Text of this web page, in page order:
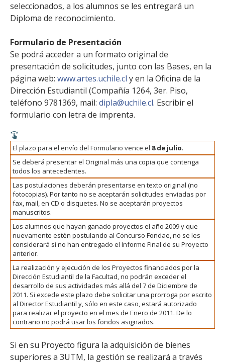
seleccionados, a los alumnos se les entregará un
Diploma de reconocimiento.
Formulario de Presentación
Se podrá acceder a un formato original de
presentación de solicitudes, junto con las Bases, en la
página web: www.artes.uchile.cl y en la Oficina de la
Dirección Estudiantil (Compañía 1264, 3er. Piso,
teléfono 9781369, mail: dipla@uchile.cl. Escribir el
formulario con letra de imprenta.
El plazo para el envío del Formulario vence el 8 de julio.
Se deberá presentar el Original más una copia que contenga
todos los antecedentes.
Las postulaciones deberán presentarse en texto original (no
fotocopias). Por tanto no se aceptarán solicitudes enviadas por
fax, mail, en CD o disquetes. No se aceptarán proyectos
manuscritos.
Los alumnos que hayan ganado proyectos el año 2009 y que
nuevamente estén postulando al Concurso Fondae, no se les
considerará si no han entregado el Informe Final de su Proyecto
anterior.
La realización y ejecución de los Proyectos financiados por la
Dirección Estudiantil de la Facultad, no podrán exceder el
desarrollo de sus actividades más allá del 7 de Diciembre de
2011. Si excede este plazo debe solicitar una prorroga por escrito
al Director Estudiantil y, sólo en este caso, estará autorizado
para realizar el proyecto en el mes de Enero de 2011. De lo
contrario no podrá usar los fondos asignados.
Si en su Proyecto figura la adquisición de bienes
superiores a 3UTM, la gestión se realizará a través